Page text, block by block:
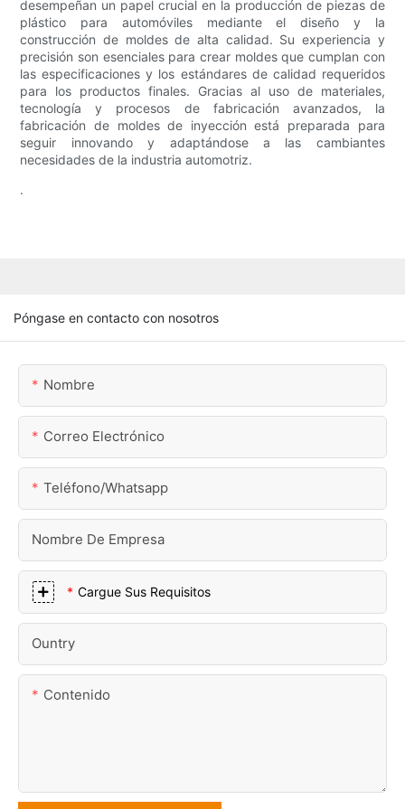
desempeñan un papel crucial en la producción de piezas de
plástico para automóviles mediante el diseño y la
construcción de moldes de alta calidad. Su experiencia y
precisión son esenciales para crear moldes que cumplan con
las especificaciones y los estándares de calidad requeridos
para los productos finales. Gracias al uso de materiales,
tecnología y procesos de fabricación avanzados, la
fabricación de moldes de inyección está preparada para
seguir innovando y adaptándose a las cambiantes
necesidades de la industria automotriz.
.
Póngase en contacto con nosotros
Nombre
Correo Electrónico
Teléfono/whatsapp
Nombre De Empresa
Cargue Sus Requisitos
Ountry
Contenido